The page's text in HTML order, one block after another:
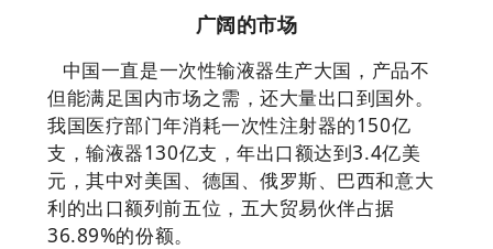
广阔的市场
中国一直是一次性输液器生产大国，产品不
但能满足国内市场之需，还大量出口到国外。
我国医疗部门年消耗一次性注射器的150亿
支，输液器130亿支，年出口额达到3.4亿美
元，其中对美国、德国、俄罗斯、巴西和意大
利的出口额列前五位，五大贸易伙伴占据
36.89%的份额。